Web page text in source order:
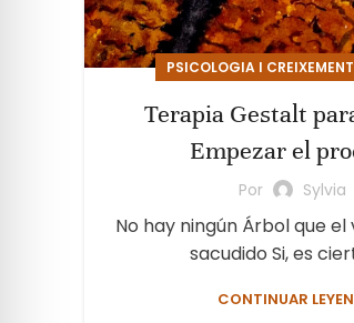
PSICOLOGIA I
Terapia Gestalt
Empezar el
Por Sylvia
No hay ningún Árbol que
sacudido Si, es
CONTINUAR